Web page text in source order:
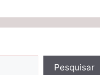
Pesquisar